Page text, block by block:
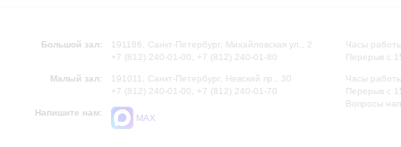
Большой зал:
191186, Санкт-Петербург, Михайловская ул., 2
+7 (812) 240-01-00, +7 (812) 240-01-80
Малый зал:
191011, Санкт-Петербург, Невский пр., 30
+7 (812) 240-01-00, +7 (812) 240-01-70
Напишите нам:
MAX
Часы
Перерыв с
Часы
Перерыв с
Вопросы